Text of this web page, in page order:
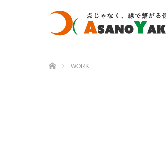
WORK